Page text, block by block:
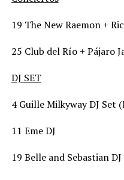
19 The New Raemon +
25 Club del Río + Pájaro
DJ SET
4 Guille Milkyway DJ Set
11 Eme DJ
19 Belle and Sebastian DJ